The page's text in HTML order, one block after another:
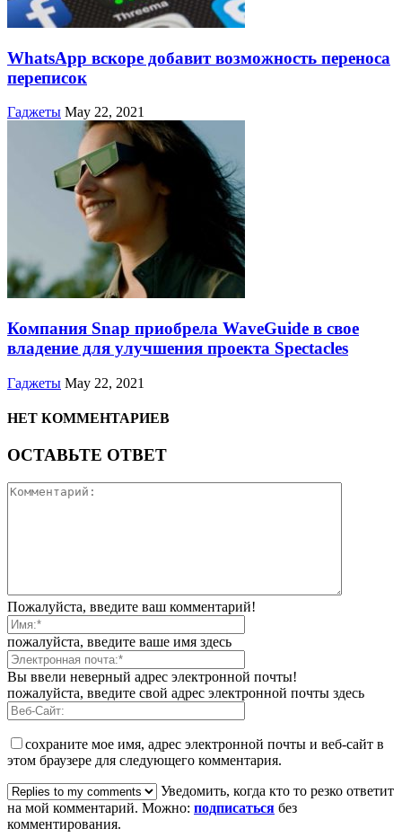
WhatsApp вскоре добавит возможность переноса
переписок
Гаджеты May 22, 2021
Компания Snap приобрела WaveGuide в свое
владение для улучшения проекта Spectacles
Гаджеты May 22, 2021
НЕТ КОММЕНТАРИЕВ
ОСТАВЬТЕ ОТВЕТ
Пожалуйста, введите ваш комментарий!
пожалуйста, введите ваше имя здесь
Вы ввели неверный адрес электронной почты!
пожалуйста, введите свой адрес электронной почты здесь
сохраните мое имя, адрес электронной почты и веб-сайт в
этом браузере для следующего комментария.
Уведомить, когда кто то резко ответит
на мой комментарий. Можно: подписаться без
комментирования.